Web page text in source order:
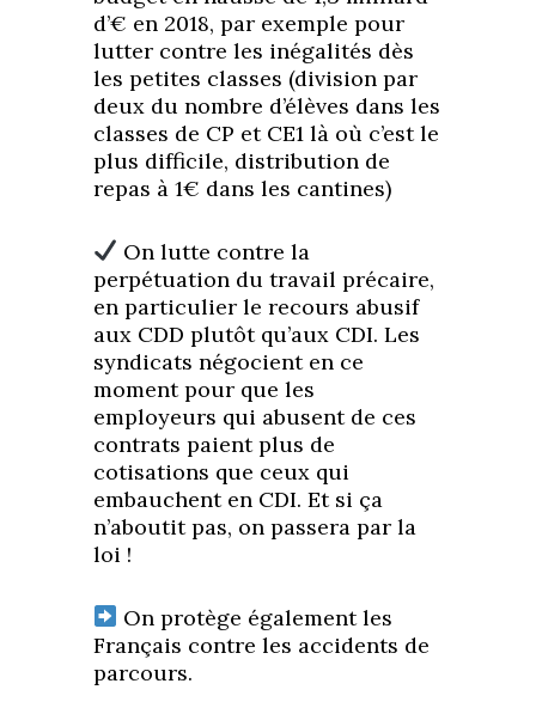
d’€ en 2018, par exemple pour
lutter contre les inégalités dès
les petites classes (division par
deux du nombre d’élèves dans les
classes de CP et CE1 là où c’est le
plus difficile, distribution de
repas à 1€ dans les cantines)
On lutte contre la
perpétuation du travail précaire,
en particulier le recours abusif
aux CDD plutôt qu’aux CDI. Les
syndicats négocient en ce
moment pour que les
employeurs qui abusent de ces
contrats paient plus de
cotisations que ceux qui
embauchent en CDI. Et si ça
n’aboutit pas, on passera par la
loi !
On protège également les
Français contre les accidents de
parcours.